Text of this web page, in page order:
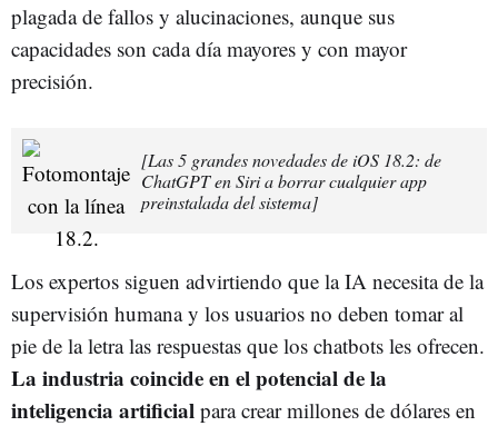
plagada de fallos y alucinaciones, aunque sus
capacidades son cada día mayores y con mayor
precisión.
[Las 5 grandes novedades de iOS 18.2: de
ChatGPT en Siri a borrar cualquier app
preinstalada del sistema]
Los expertos siguen advirtiendo que la IA necesita de la
supervisión humana y los usuarios no deben tomar al
pie de la letra las respuestas que los chatbots les ofrecen.
La industria coincide en el potencial de la
inteligencia artificial para crear millones de dólares en